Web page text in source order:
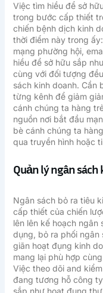
Việc tìm hiều để sở
trong bước cấp thiết
chiến bệnh dịch kinh
thời điểm này trong
mạng phường hội,
hiều để sở hữu sắp
cùng với đối tượng
sách kinh doanh. Cần
từng kênh để giảm
cánh chúng ta hàng
nguồn nơi bắt đầu
bè cánh chúng ta
qua truyền hình hoặc
Quản lý ngân
Ngân sách bỏ ra tiêu
cấp thiết của chiến
lên lên kế hoạch
dụng, bỏ ra phối ngân
giãn hoạt đụng kinh
mang lại phù hợp
Việc theo dõi and
đang tương hỗ công
sắp như hoạt đụng